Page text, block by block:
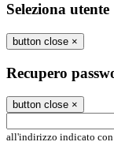
Seleziona utente
button close ×
Recupero
button close ×
all'indirizzo indicato con